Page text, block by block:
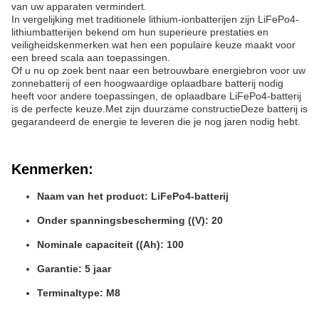
van uw apparaten vermindert.
In vergelijking met traditionele lithium-ionbatterijen zijn LiFePo4-
lithiumbatterijen bekend om hun superieure prestaties en
veiligheidskenmerken.wat hen een populaire keuze maakt voor
een breed scala aan toepassingen.
Of u nu op zoek bent naar een betrouwbare energiebron voor uw
zonnebatterij of een hoogwaardige oplaadbare batterij nodig
heeft voor andere toepassingen, de oplaadbare LiFePo4-batterij
is de perfecte keuze.Met zijn duurzame constructieDeze batterij is
gegarandeerd de energie te leveren die je nog jaren nodig hebt.
Kenmerken:
Naam van het product: LiFePo4-batterij
Onder spanningsbescherming ((V): 20
Nominale capaciteit ((Ah): 100
Garantie: 5 jaar
Terminaltype: M8